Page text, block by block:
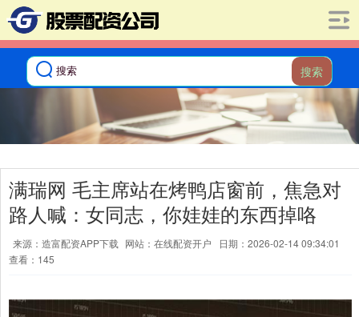
搜索
满瑞网 毛主席站在烤鸭店窗前，焦急对
路人喊：女同志，你娃娃的东西掉咯
来源：造富配资APP下载 网站：在线配资开户
日期：2026-02-14 09:34:01
查看：145